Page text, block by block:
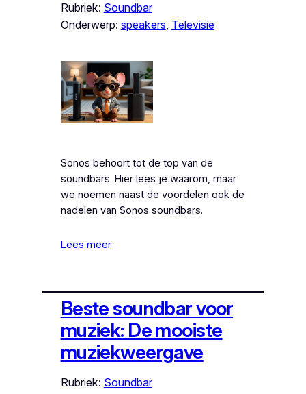
Rubriek: Soundbar
Onderwerp: speakers, Televisie
Sonos behoort tot de top van de
soundbars. Hier lees je waarom, maar
we noemen naast de voordelen ook de
nadelen van Sonos soundbars.
Lees meer
Beste soundbar voor
muziek: De mooiste
muziekweergave
Rubriek: Soundbar